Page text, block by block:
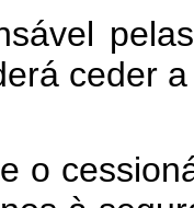
ceder
o